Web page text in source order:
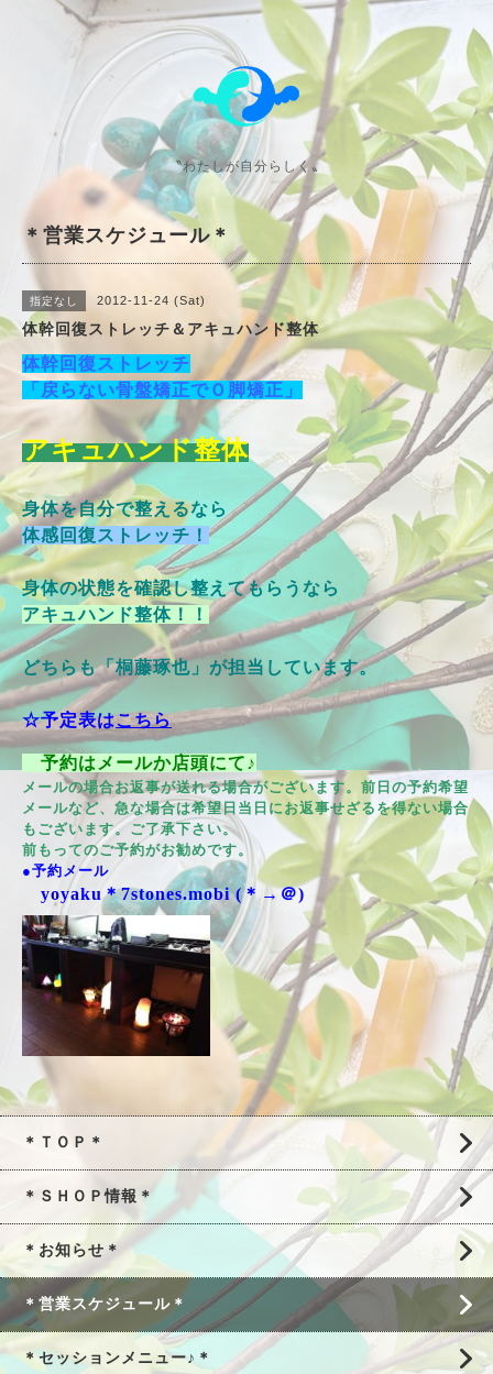
〝わたしが自分らしく〟
＊営業スケジュール＊
指定なし 2012-11-24 (Sat)
体幹回復ストレッチ＆アキュハンド整体
体幹回復ストレッチ
「戻らない骨盤矯正でＯ脚矯正」
アキュハンド整体
身体を自分で整えるなら
体感回復ストレッチ！
身体の状態を確認し整えてもらうなら
アキュハンド整体！！
どちらも「桐藤琢也」が担当しています。
☆予定表はこちら
予約はメールか店頭にて♪
メールの場合お返事が送れる場合がございます。前日の予約希望
メールなど、急な場合は希望日当日にお返事せざるを得ない場合
もございます。ご了承下さい。
前もってのご予約がお勧めです。
●予約メール
yoyaku＊7stones.mobi (＊→＠)
＊ＴＯＰ＊
＊ＳＨＯＰ情報＊
＊お知らせ＊
＊営業スケジュール＊
＊セッションメニュー♪＊